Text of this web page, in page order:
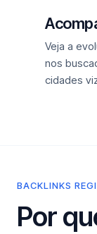
Veja a
nos
cidades
BACKLINKS
Por